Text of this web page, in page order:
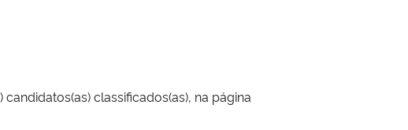
classificados(as), na página